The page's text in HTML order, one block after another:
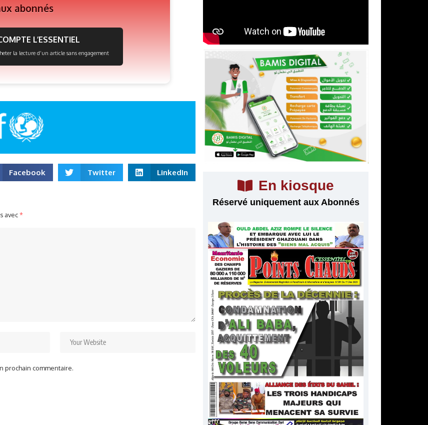
abonnés
L’ESSENTIEL
la lecture d’un article sans engagement
Facebook Twitter LinkedIn
avec*
prochain commentaire.
En kiosque
Réservé uniquement aux Abonnés